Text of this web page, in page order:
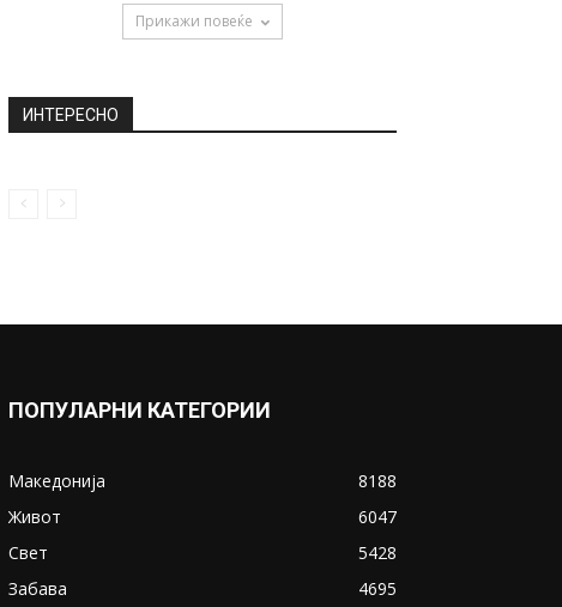
Прикажи повеќе
ИНТЕРЕСНО
ПОПУЛАРНИ КАТЕГОРИИ
Македонија
8188
Живот
6047
Свет
5428
Забава
4695